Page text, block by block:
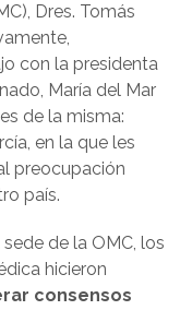
Dres. Tomás
con la presidenta
María del Mar
de la misma:
en la que les
preocupación
país.
de la OMC, los
hicieron
consensos